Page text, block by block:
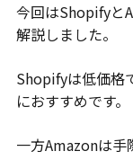
今回はShopifyと
解説しました。
Shopifyは低価格
におすすめです。
一方Amazonは手